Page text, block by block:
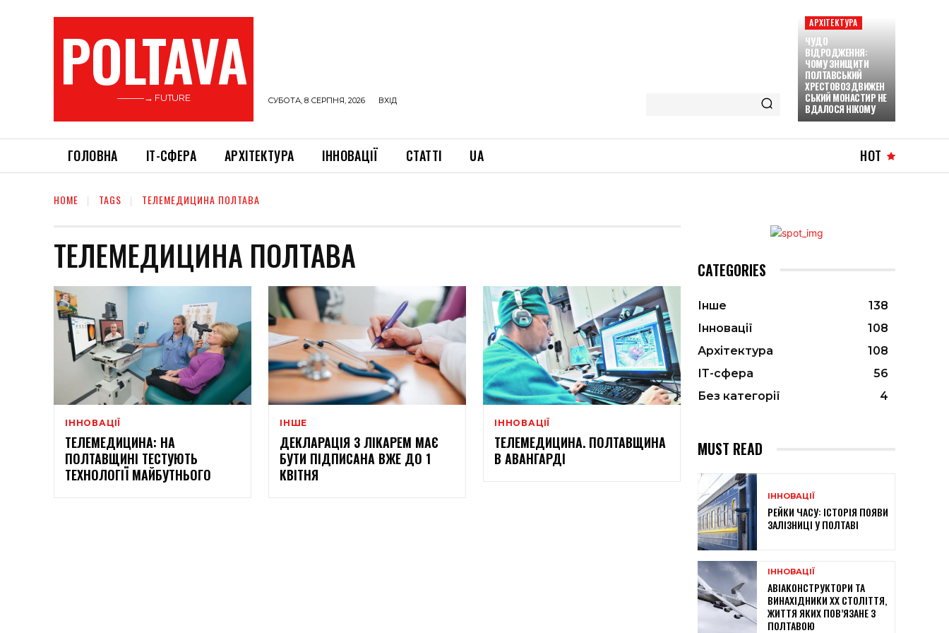
POLTAVA
———→ FUTURE СУБОТА, 8 СЕРПНЯ, 2026 ВХІД
АРХІТЕКТУРА
ЧУДО
ВІДРОДЖЕННЯ:
ЧОМУ ЗНИЩИТИ
ПОЛТАВСЬКИЙ
ХРЕСТОВОЗДВИЖЕН
СЬКИЙ МОНАСТИР НЕ
ВДАЛОСЯ НІКОМУ
ГОЛОВНА ІТ-СФЕРА АРХІТЕКТУРА ІННОВАЦІЇ СТАТТІ UA HOT
HOME TAGS ТЕЛЕМЕДИЦИНА ПОЛТАВА
ТЕЛЕМЕДИЦИНА ПОЛТАВА
ІННОВАЦІЇ
ТЕЛЕМЕДИЦИНА: НА
ПОЛТАВЩИНІ ТЕСТУЮТЬ
ТЕХНОЛОГІЇ МАЙБУТНЬОГО
ІНШЕ
ДЕКЛАРАЦІЯ З ЛІКАРЕМ МАЄ
БУТИ ПІДПИСАНА ВЖЕ ДО 1
КВІТНЯ
ІННОВАЦІЇ
ТЕЛЕМЕДИЦИНА. ПОЛТАВЩИНА
В АВАНГАРДІ
CATEGORIES
Інше
138
Інновації
108
Архітектура
108
ІТ-сфера
56
Без категорії
4
MUST READ
ІННОВАЦІЇ
РЕЙКИ ЧАСУ: ІСТОРІЯ ПОЯВИ
ЗАЛІЗНИЦІ У ПОЛТАВІ
ІННОВАЦІЇ
АВІАКОНСТРУКТОРИ ТА
ВИНАХІДНИКИ XX СТОЛІТТЯ,
ЖИТТЯ ЯКИХ ПОВ’ЯЗАНЕ З
ПОЛТАВОЮ